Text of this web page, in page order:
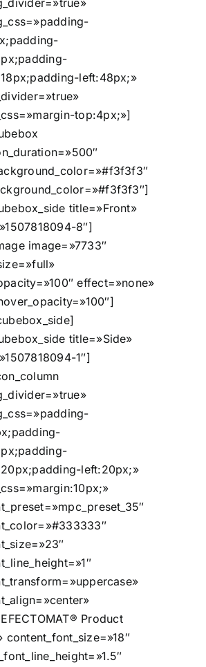
left:48px;»
top:4px;»]
title=»Front»
8″]
image=»7733″
effect=»none»
title=»Side»
1″]
left:20px;»
Product
content_font_size=»18″